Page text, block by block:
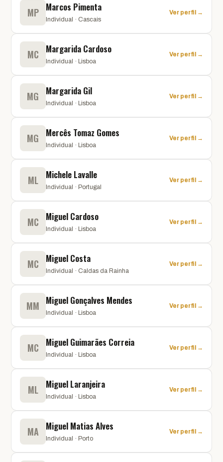
MP Marcos Pimenta
Individual · Cascais
Ver perfil →
MC Margarida Cardoso
Individual · Lisboa
Ver perfil →
MG Margarida Gil
Individual · Lisboa
Ver perfil →
MG Mercês Tomaz Gomes
Individual · Lisboa
Ver perfil →
ML Michele Lavalle
Individual · Portugal
Ver perfil →
MC Miguel Cardoso
Individual · Lisboa
Ver perfil →
MC Miguel Costa
Individual · Caldas da Rainha
Ver perfil →
MM Miguel Gonçalves Mendes
Individual · Lisboa
Ver perfil →
MC Miguel Guimarães Correia
Individual · Lisboa
Ver perfil →
ML Miguel Laranjeira
Individual · Lisboa
Ver perfil →
MA Miguel Matias Alves
Individual · Porto
Ver perfil →